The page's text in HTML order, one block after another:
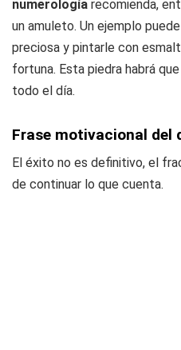
numerología recomienda,
un amuleto. Un ejemplo
preciosa y pintarle con
fortuna. Esta piedra habrá
todo el día.
Frase motivacional del
El éxito no es definitivo, el
de continuar lo que cuenta.